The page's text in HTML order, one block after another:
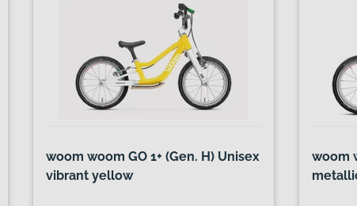
woom woom GO 1+ (Gen. H) Unisex
vibrant yellow
woom